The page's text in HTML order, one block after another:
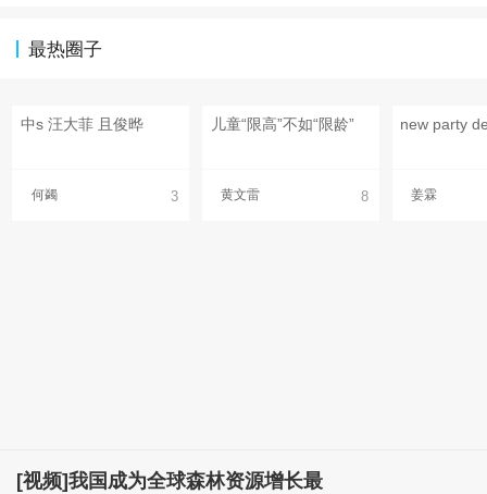
最热圈子
中s 汪大菲 且俊晔
何蠲 3
儿童“限高”不如“限龄”
黄文雷 8 姜霖
[视频]我国成为全球森林资源增长最